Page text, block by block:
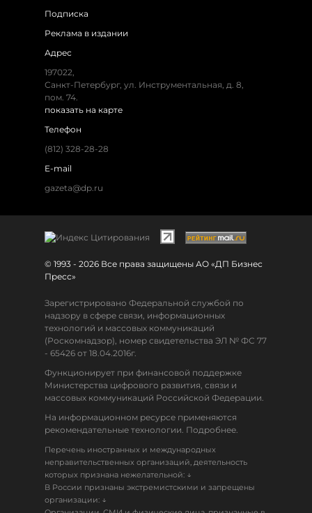
Подписка
Реклама в издании
Адрес
197022,
Санкт-Петербург, ул. Инструментальная, д. 8,
пом. 74.
показать на карте
Телефон
(812) 328-28-28
E-mail
gazeta@dp.ru
© 1993 - 2026 Все права защищены АО «ДП Бизнес
Пресс»
Зарегистрировано Федеральной службой по
надзору в сфере связи, информационных
технологий и массовых коммуникаций
(Роскомнадзор), номер свидетельства ЭЛ № ФС 77
- 65426 от 18.04.2016г.
Функционирует при финансовой поддержке
Министерства цифрового развития, связи и
массовых коммуникаций Российской Федерации.
На информационном ресурсе применяются
рекомендательные технологии. Подробнее.
Перечень иностранных и международных
неправительственных организаций, деятельность
которых признана нежелательной: ↓
В России признаны экстремистскими и запрещены
организации: ↓